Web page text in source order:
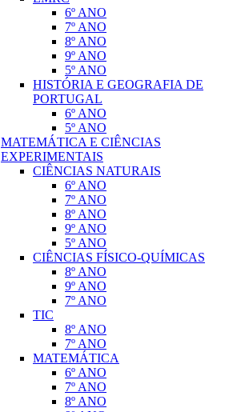
6º ANO
7º ANO
8º ANO
9º ANO
5º ANO
HISTÓRIA E GEOGRAFIA DE
PORTUGAL
6º ANO
5º ANO
MATEMÁTICA E CIÊNCIAS
EXPERIMENTAIS
CIÊNCIAS NATURAIS
6º ANO
7º ANO
8º ANO
9º ANO
5º ANO
CIÊNCIAS FÍSICO-QUÍMICAS
8º ANO
9º ANO
7º ANO
TIC
8º ANO
7º ANO
MATEMÁTICA
6º ANO
7º ANO
8º ANO